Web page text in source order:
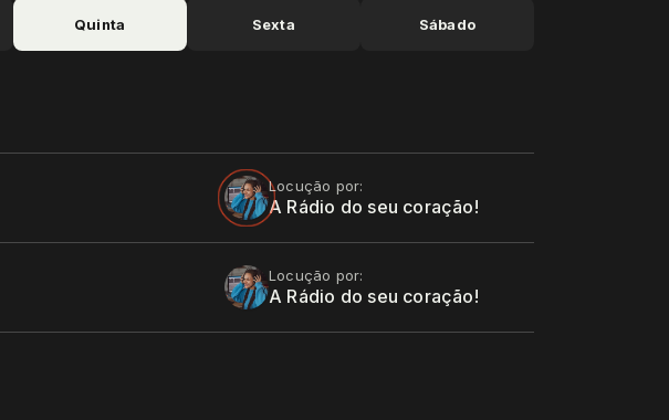
Quinta Sexta Sábado
Locução por:
A Rádio do seu coração!
Locução por:
A Rádio do seu coração!